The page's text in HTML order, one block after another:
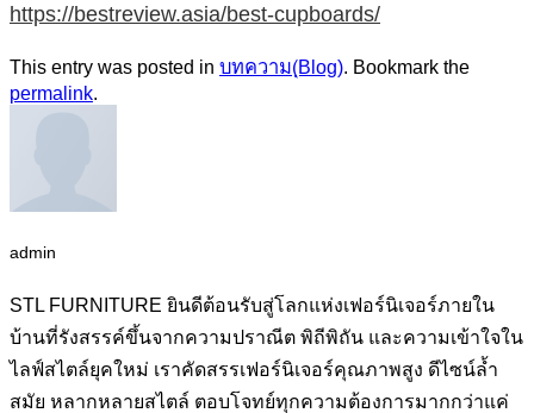
https://bestreview.asia/best-cupboards/
This entry was posted in บทความ(ฺBlog). Bookmark the
permalink.
admin
STL FURNITURE ยินดีต้อนรับสู่โลกแห่งเฟอร์นิเจอร์ภายใน
บ้านที่รังสรรค์ขึ้นจากความปราณีต พิถีพิถัน และความเข้าใจใน
ไลฟ์สไตล์ยุคใหม่ เราคัดสรรเฟอร์นิเจอร์คุณภาพสูง ดีไซน์ล้ำ
สมัย หลากหลายสไตล์ ตอบโจทย์ทุกความต้องการมากกว่าแค่